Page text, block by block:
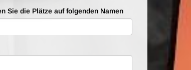
Sie die Plätze auf folgenden Namen